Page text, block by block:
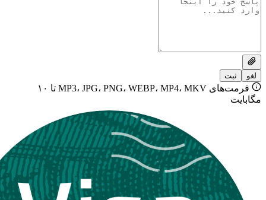
فرمت‌های MP3، JPG، PNG، WEBP، MP4، MKV تا ۱۰